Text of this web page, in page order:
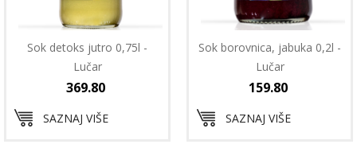
Sok detoks jutro 0,75l -
Lučar
369.80
SAZNAJ VIŠE
Sok borovnica, jabuka 0,2l -
Lučar
159.80
SAZNAJ VIŠE